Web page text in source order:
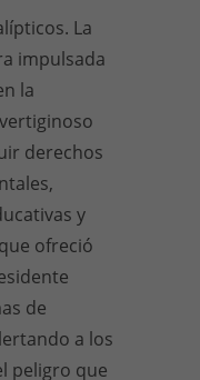
La
impulsada
la
derechos
y
ofreció
de
a los
peligro que